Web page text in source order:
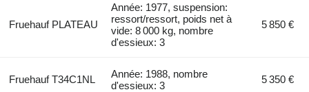
Fruehauf PLATEAU
Année: 1977, suspension:
ressort/ressort, poids net à
vide: 8 000 kg, nombre
d'essieux: 3
5 850 €
Fruehauf T34C1NL
Année: 1988, nombre
d'essieux: 3
5 350 €